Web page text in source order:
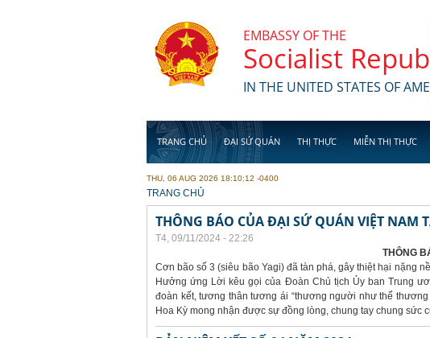
EMBASSY OF THE
Socialist
IN THE UNITED STATES OF
TRANG CHỦ ĐẠI SỨ QUÁN THỊ THỰC MIỄN THỊ THỰC
THU, 06 AUG 2026 18:10:12 -0400
YOU ARE HERE
TRANG CHỦ
THÔNG BÁO CỦA ĐẠI SỨ QUÁN VIỆT NAM
T4, 09/11/2024 - 22:26
THÔNG
Cơn bão số 3 (siêu bão Yagi) đã tàn phá, gây thiệt hại nặng
Hưởng ứng Lời kêu gọi của Đoàn Chủ tịch Ủy ban Trung
đoàn kết, tương thân tương ái “thương người như thể
Hoa Kỳ mong nhận được sự đồng lòng, chung tay chung sức